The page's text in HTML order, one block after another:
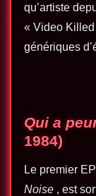
qu’artiste
« Video
génériques
Qui a
1984)
Le premier EP
Noise , est